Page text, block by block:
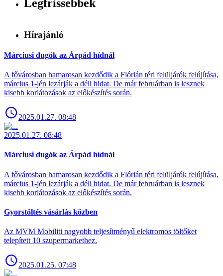
Legfrissebbek
Hírajánló
Márciusi dugók az Árpád hídnál
A fővárosban hamarosan kezdődik a Flórián téri felüljárók felújítása,
március 1-jén lezárják a déli hidat. De már februárban is lesznek
kisebb korlátozások az előkészítés során.
2025.01.27. 08:48
2025.01.27. 08:48
Márciusi dugók az Árpád hídnál
A fővárosban hamarosan kezdődik a Flórián téri felüljárók felújítása,
március 1-jén lezárják a déli hidat. De már februárban is lesznek
kisebb korlátozások az előkészítés során.
Gyorstöltés vásárlás közben
Az MVM Mobiliti nagyobb teljesítményű elektromos töltőket
telepített 10 szupermarkethez.
2025.01.25. 07:48